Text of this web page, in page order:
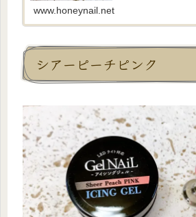
でアクセサリーのよ
www.honeynail.net
シアーピーチピンク